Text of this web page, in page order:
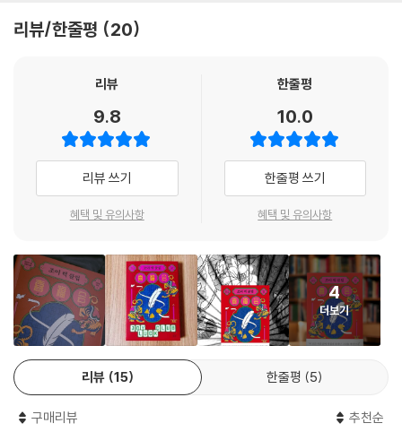
‘눈물을 마시고 자란다는 까치’ ‘모든 삶을 집어삼켜버리는 강과 그런 강의
등 여러 동양 신화적 모티프를 차용한다. 그 위에 이 세상에서 제일 강인한
이라는 무엇보다 강렬한 신화가 우리에게 진한 감동을 전한다. 깊은 영감
과, 삶을 정면으로 직시하고 다시 계속 살아내게 하는 힘이 바로 『조이 럭
클럽』에 있다.
리뷰/한줄평 20
리뷰
9.8
리뷰 쓰기
혜택 및 유의사항
한줄평
10.0
한줄평 쓰기
혜택 및 유의사항
4
더보기
리뷰 15 한줄평 5
구매리뷰 추천순